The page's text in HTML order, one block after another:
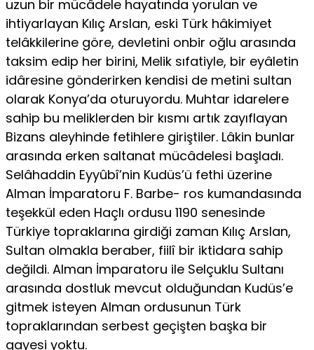
uzun bir mücâdele hayatında yorulan ve
ihtiyarlayan Kılıç Arslan, eski Türk hâkimiyet
telâkkilerine göre, devletini onbir oğlu arasında
taksim edip her birini, Melik sıfatiyle, bir eyâletin
idâresine gönderirken kendisi de metini sultan
olarak Konya’da oturuyordu. Muhtar idarelere
sahip bu meliklerden bir kısmı artık zayıflayan
Bizans aleyhinde fetihlere giriştiler. Lâkin bunlar
arasında erken saltanat mücâdelesi başladı.
Selâhaddin Eyyûbî’nin Kudüs’ü fethi üzerine
Alman İmparatoru F. Barbe- ros kumandasında
teşekkül eden Haçlı ordusu 1190 senesinde
Türkiye topraklarına girdiği zaman Kılıç Arslan,
Sultan olmakla beraber, fiilî bir iktidara sahip
değildi. Alman İmparatoru ile Selçuklu Sultanı
arasında dostluk mevcut olduğundan Kudüs’e
gitmek isteyen Alman ordusunun Türk
topraklarından serbest geçişten başka bir
gayesi yoktu.